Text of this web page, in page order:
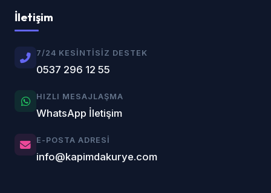
İletişim
7/24 KESINTISIZ DESTEK
0537 296 12 55
HIZLI MESAJLAŞMA
WhatsApp İletişim
E-POSTA ADRESI
info@kapimdakurye.com